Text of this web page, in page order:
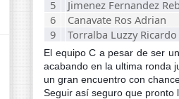
5
Jimenez Fernandez
6
Canavate Ros Adrian
9
Torralba Luzzy Ricardo
El equipo C a pesar de ser
acabando en la ultima ronda
un gran encuentro con
Seguir así seguro que pronto